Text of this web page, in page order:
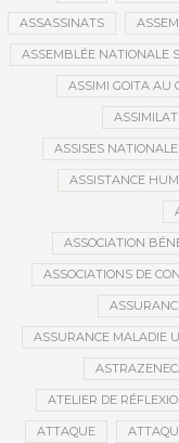
ASSASSINATS
ASSEMBLÉE NATIONALE
ASSIMI GOITA AU
ASSISES
ASSISTANCE
ASSOCIATION
ASSOCIATIONS DE
ASSURANCE MALADIE
ATELIER DE
ATTAQUE